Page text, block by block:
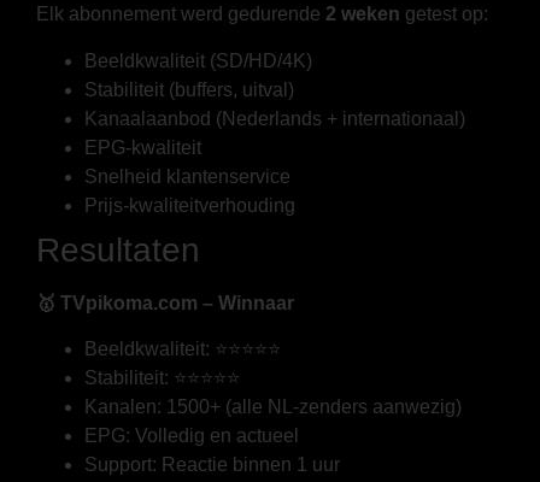
Elk abonnement werd gedurende 2 weken getest op:
Beeldkwaliteit (SD/HD/4K)
Stabiliteit (buffers, uitval)
Kanaalaanbod (Nederlands + internationaal)
EPG-kwaliteit
Snelheid klantenservice
Prijs-kwaliteitverhouding
Resultaten
🥇 TVpikoma.com – Winnaar
Beeldkwaliteit: ⭐⭐⭐⭐⭐
Stabiliteit: ⭐⭐⭐⭐⭐
Kanalen: 1500+ (alle NL-zenders aanwezig)
EPG: Volledig en actueel
Support: Reactie binnen 1 uur